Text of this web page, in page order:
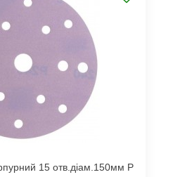
15 отв.діам.150мм Р